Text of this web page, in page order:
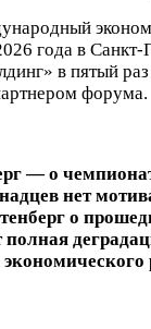
года в
в пятый
форума.
— о
нет
о